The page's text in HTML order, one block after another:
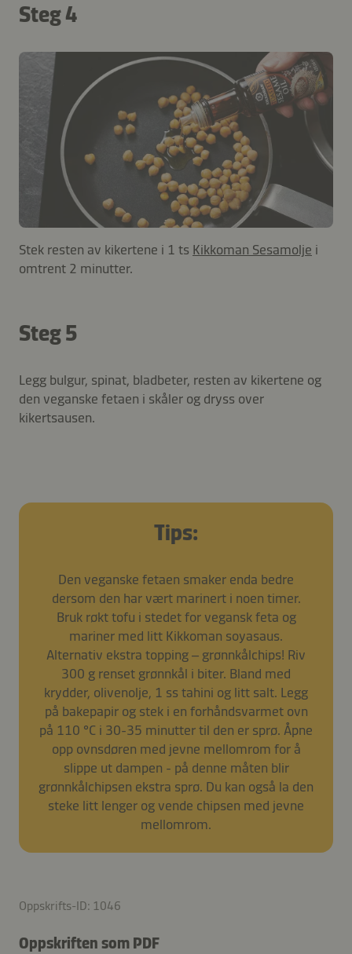
Steg 4
Stek resten av kikertene i 1 ts Kikkoman Sesamolje i
omtrent 2 minutter.
Steg 5
Legg bulgur, spinat, bladbeter, resten av kikertene og
den veganske fetaen i skåler og dryss over
kikertsausen.
Tips:
Den veganske fetaen smaker enda bedre
dersom den har vært marinert i noen timer.
Bruk røkt tofu i stedet for vegansk feta og
mariner med litt Kikkoman soyasaus.
Alternativ ekstra topping – grønnkålchips! Riv
300 g renset grønnkål i biter. Bland med
krydder, olivenolje, 1 ss tahini og litt salt. Legg
på bakepapir og stek i en forhåndsvarmet ovn
på 110 °C i 30-35 minutter til den er sprø. Åpne
opp ovnsdøren med jevne mellomrom for å
slippe ut dampen - på denne måten blir
grønnkålchipsen ekstra sprø. Du kan også la den
steke litt lenger og vende chipsen med jevne
mellomrom.
Oppskrifts-ID: 1046
Oppskriften som PDF